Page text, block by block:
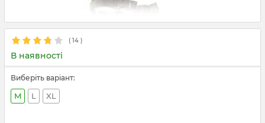
( 14 )
В наявності
Виберіть варіант:
M L XL